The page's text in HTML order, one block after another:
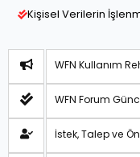
Kişisel Verilerin
WFN Kullanım
WFN Forum
İstek, Talep ve